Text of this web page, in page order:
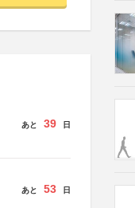
あと 39 日
あと 53 日